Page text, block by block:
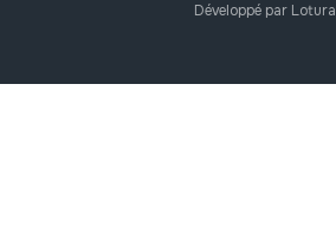
Développé par Lotura